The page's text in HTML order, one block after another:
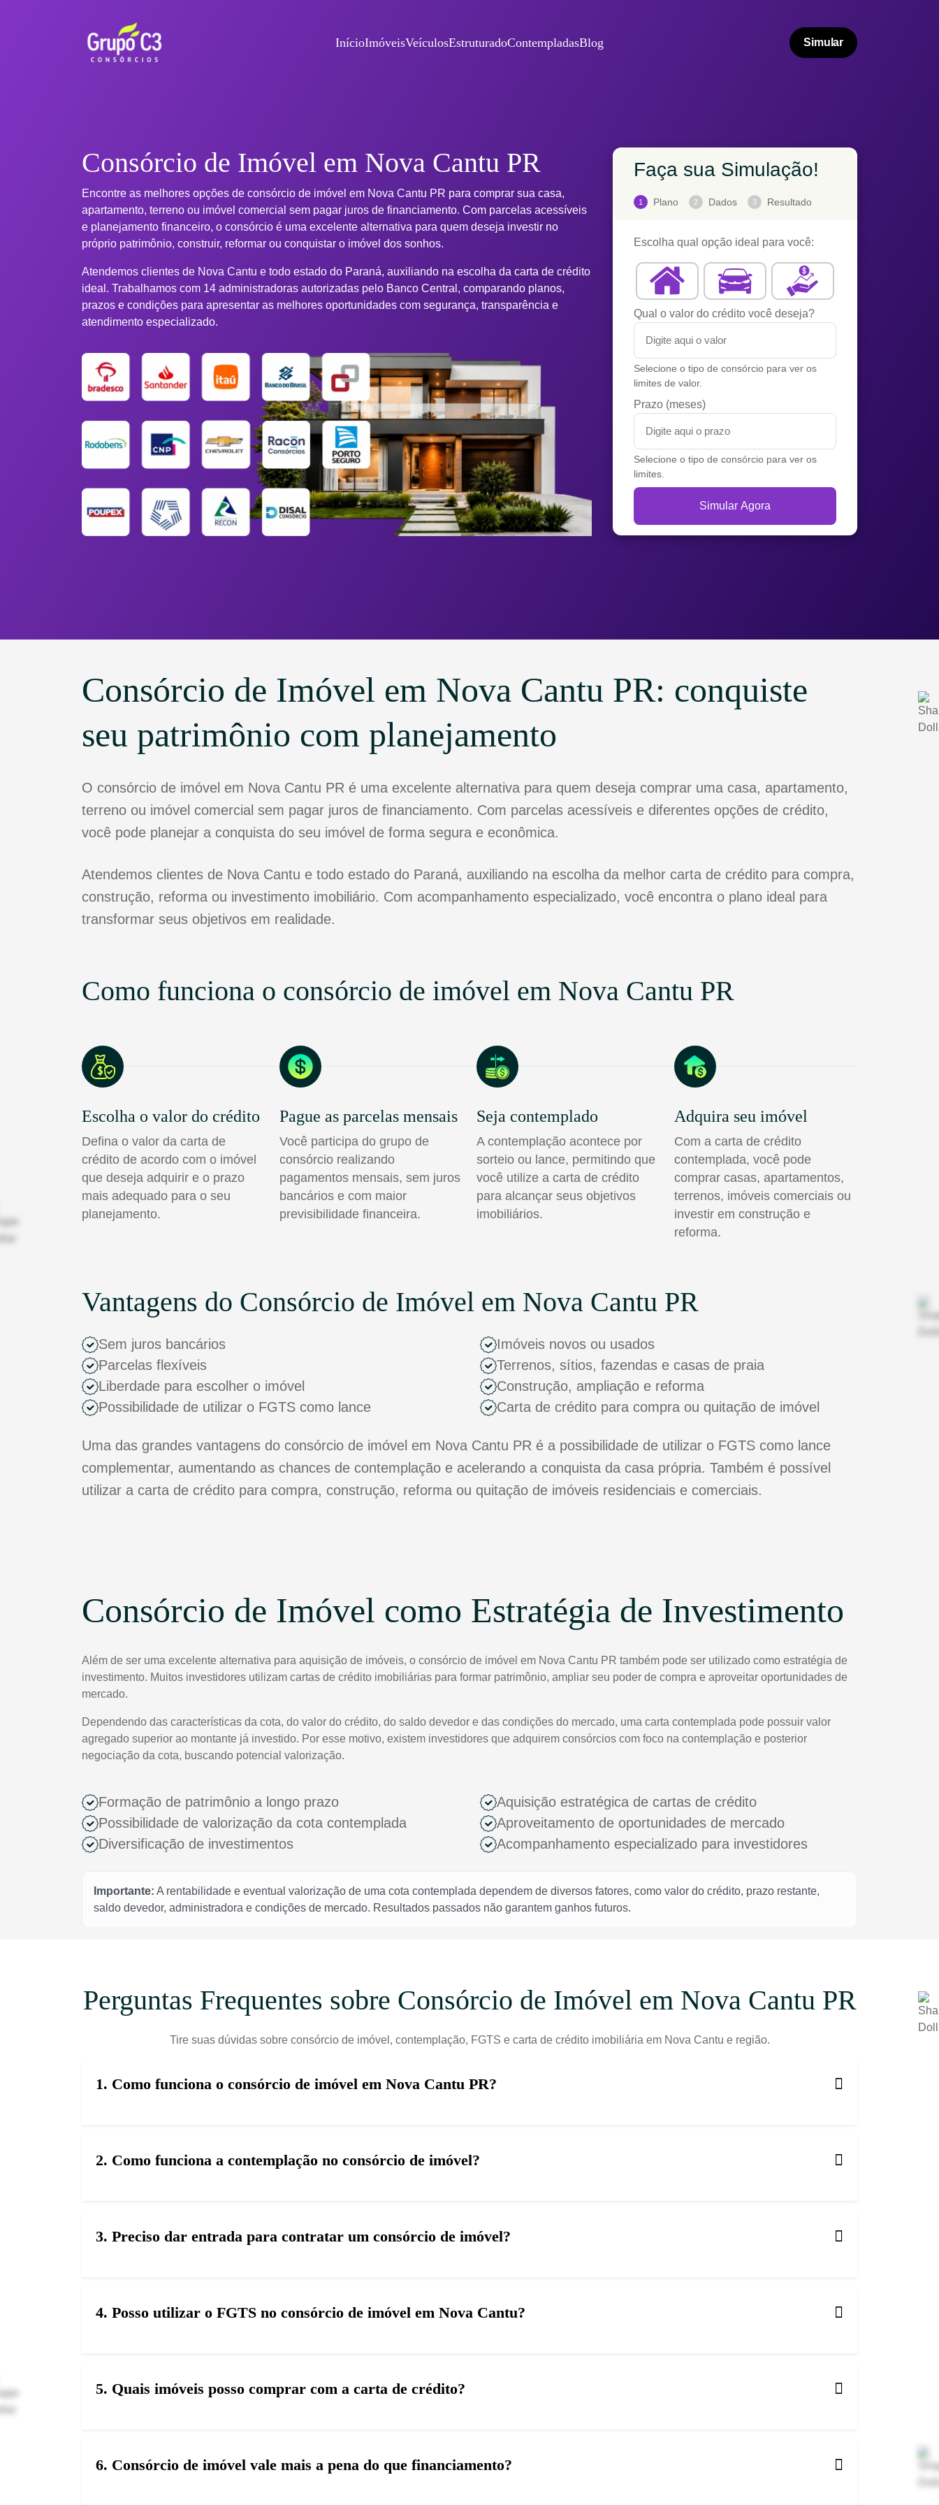
InícioImóveisVeículosEstruturadoContempladasBlog Simular
Consórcio de Imóvel em Nova Cantu PR
Encontre as melhores opções de consórcio de imóvel em Nova Cantu PR para comprar sua casa,
apartamento, terreno ou imóvel comercial sem pagar juros de financiamento. Com parcelas acessíveis
e planejamento financeiro, o consórcio é uma excelente alternativa para quem deseja investir no
próprio patrimônio, construir, reformar ou conquistar o imóvel dos sonhos.
Atendemos clientes de Nova Cantu e todo estado do Paraná, auxiliando na escolha da carta de crédito
ideal. Trabalhamos com 14 administradoras autorizadas pelo Banco Central, comparando planos,
prazos e condições para apresentar as melhores oportunidades com segurança, transparência e
atendimento especializado.
Faça sua Simulação!
1 Plano 2 Dados 3 Resultado
Escolha qual opção ideal para você:
Qual o valor do crédito você deseja?
Selecione o tipo de consórcio para ver os
limites de valor.
Prazo (meses)
Selecione o tipo de consórcio para ver os
limites.
Simular Agora
Consórcio de Imóvel em Nova Cantu PR: conquiste
seu patrimônio com planejamento
O consórcio de imóvel em Nova Cantu PR é uma excelente alternativa para quem deseja comprar uma casa, apartamento,
terreno ou imóvel comercial sem pagar juros de financiamento. Com parcelas acessíveis e diferentes opções de crédito,
você pode planejar a conquista do seu imóvel de forma segura e econômica.
Atendemos clientes de Nova Cantu e todo estado do Paraná, auxiliando na escolha da melhor carta de crédito para compra,
construção, reforma ou investimento imobiliário. Com acompanhamento especializado, você encontra o plano ideal para
transformar seus objetivos em realidade.
Como funciona o consórcio de imóvel em Nova Cantu PR
Escolha o valor do crédito
Defina o valor da carta de
crédito de acordo com o imóvel
que deseja adquirir e o prazo
mais adequado para o seu
planejamento.
Pague as parcelas mensais
Você participa do grupo de
consórcio realizando
pagamentos mensais, sem juros
bancários e com maior
previsibilidade financeira.
Seja contemplado
A contemplação acontece por
sorteio ou lance, permitindo que
você utilize a carta de crédito
para alcançar seus objetivos
imobiliários.
Adquira seu imóvel
Com a carta de crédito
contemplada, você pode
comprar casas, apartamentos,
terrenos, imóveis comerciais ou
investir em construção e
reforma.
Vantagens do Consórcio de Imóvel em Nova Cantu PR
Sem juros bancários
Parcelas flexíveis
Liberdade para escolher o imóvel
Possibilidade de utilizar o FGTS como lance
Imóveis novos ou usados
Terrenos, sítios, fazendas e casas de praia
Construção, ampliação e reforma
Carta de crédito para compra ou quitação de imóvel
Uma das grandes vantagens do consórcio de imóvel em Nova Cantu PR é a possibilidade de utilizar o FGTS como lance
complementar, aumentando as chances de contemplação e acelerando a conquista da casa própria. Também é possível
utilizar a carta de crédito para compra, construção, reforma ou quitação de imóveis residenciais e comerciais.
Consórcio de Imóvel como Estratégia de Investimento
Além de ser uma excelente alternativa para aquisição de imóveis, o consórcio de imóvel em Nova Cantu PR também pode ser utilizado como estratégia de
investimento. Muitos investidores utilizam cartas de crédito imobiliárias para formar patrimônio, ampliar seu poder de compra e aproveitar oportunidades de
mercado.
Dependendo das características da cota, do valor do crédito, do saldo devedor e das condições do mercado, uma carta contemplada pode possuir valor
agregado superior ao montante já investido. Por esse motivo, existem investidores que adquirem consórcios com foco na contemplação e posterior
negociação da cota, buscando potencial valorização.
Formação de patrimônio a longo prazo
Possibilidade de valorização da cota contemplada
Diversificação de investimentos
Aquisição estratégica de cartas de crédito
Aproveitamento de oportunidades de mercado
Acompanhamento especializado para investidores
Importante: A rentabilidade e eventual valorização de uma cota contemplada dependem de diversos fatores, como valor do crédito, prazo restante,
saldo devedor, administradora e condições de mercado. Resultados passados não garantem ganhos futuros.
Perguntas Frequentes sobre Consórcio de Imóvel em Nova Cantu PR
Tire suas dúvidas sobre consórcio de imóvel, contemplação, FGTS e carta de crédito imobiliária em Nova Cantu e região.
1. Como funciona o consórcio de imóvel em Nova Cantu PR?
2. Como funciona a contemplação no consórcio de imóvel?
3. Preciso dar entrada para contratar um consórcio de imóvel?
4. Posso utilizar o FGTS no consórcio de imóvel em Nova Cantu?
5. Quais imóveis posso comprar com a carta de crédito?
6. Consórcio de imóvel vale mais a pena do que financiamento?